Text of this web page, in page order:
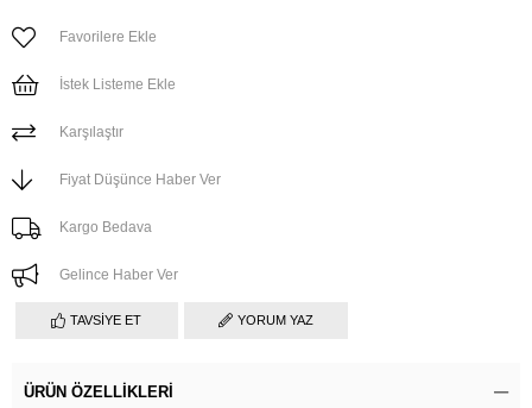
Favorilere Ekle
İstek Listeme Ekle
Karşılaştır
Fiyat Düşünce Haber Ver
Kargo Bedava
Gelince Haber Ver
TAVSIYE ET YORUM YAZ
ÜRÜN ÖZELLIKLERI